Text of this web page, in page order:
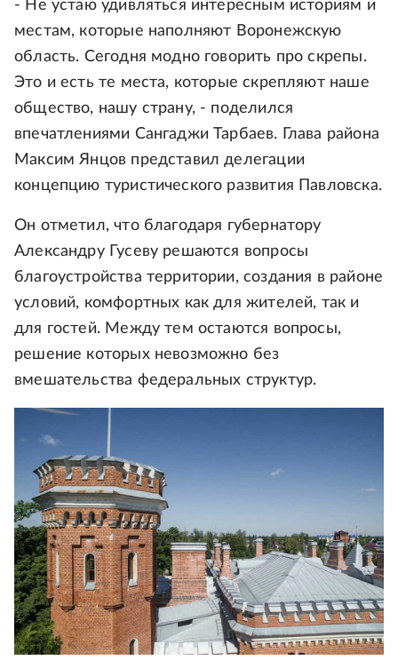
- Не устаю удивляться интересным историям и
местам, которые наполняют Воронежскую
область. Сегодня модно говорить про скрепы.
Это и есть те места, которые скрепляют наше
общество, нашу страну, - поделился
впечатлениями Сангаджи Тарбаев. Глава района
Максим Янцов представил делегации
концепцию туристического развития Павловска.
Он отметил, что благодаря губернатору
Александру Гусеву решаются вопросы
благоустройства территории, создания в районе
условий, комфортных как для жителей, так и
для гостей. Между тем остаются вопросы,
решение которых невозможно без
вмешательства федеральных структур.